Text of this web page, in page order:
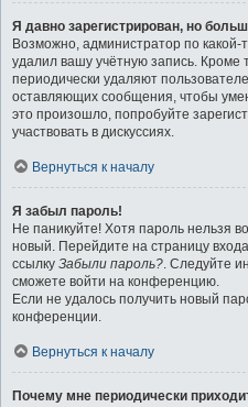
Я давно зарегистрирован, но
Возможно, администратор по какой-
удалил вашу учётную запись. Кроме
периодически удаляют
оставляющих сообщения, чтобы
это произошло, попробуйте
участвовать в дискуссиях.
Вернуться к началу
Я забыл пароль!
Не паникуйте! Хотя пароль нельзя
новый. Перейдите на страницу
ссылку Забыли пароль?. Следуйте
сможете войти на конференцию.
Если не удалось получить новый
конференции.
Вернуться к началу
Почему мне периодически